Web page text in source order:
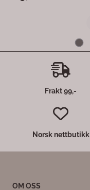
Frakt 99,-
Norsk nettbutikk
OM OSS